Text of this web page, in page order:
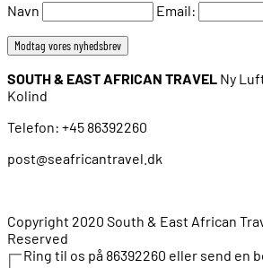
Navn Email:
SOUTH & EAST AFRICAN TRAVEL Ny
Kolind
Telefon: +45 86392260
post@seafricantravel.dk
Copyright 2020 South & East African
Reserved
Ring til os på 86392260 eller